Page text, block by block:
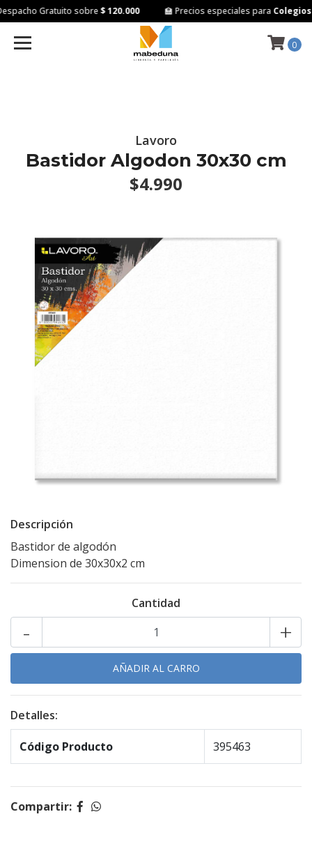
Gratuito sobre$ 120.000 🏫 Precios especiales paraColegios
0
Lavoro
Bastidor Algodon 30x30 cm
$4.990
Descripción
Bastidor de algodón
Dimension de 30x30x2 cm
Cantidad
+
-
Detalles:
Código Producto 395463
Compartir: